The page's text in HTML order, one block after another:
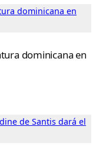
dominicana en